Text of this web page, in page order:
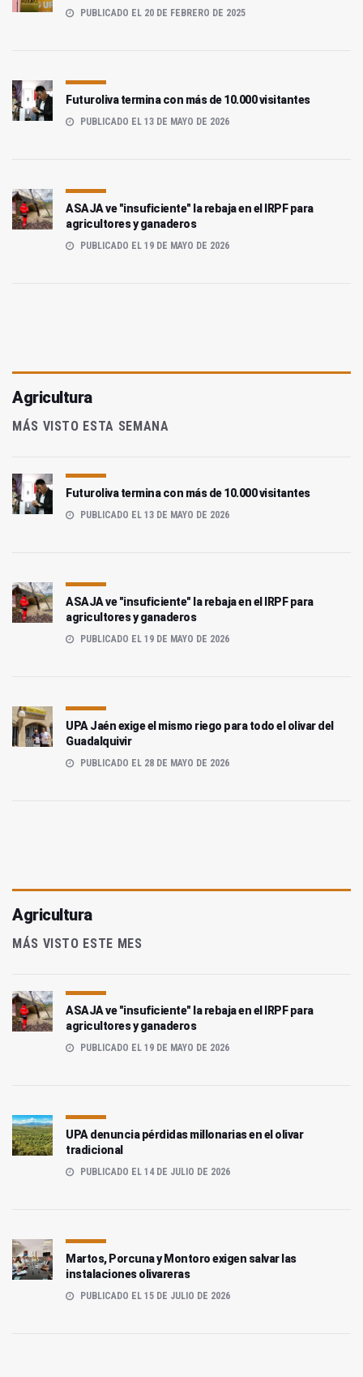
PUBLICADO EL 20 DE FEBRERO DE 2025
Futuroliva termina con más de 10.000 visitantes
PUBLICADO EL 13 DE MAYO DE 2026
ASAJA ve "insuficiente" la rebaja en el IRPF para
agricultores y ganaderos
PUBLICADO EL 19 DE MAYO DE 2026
Agricultura
MÁS VISTO ESTA SEMANA
Futuroliva termina con más de 10.000 visitantes
PUBLICADO EL 13 DE MAYO DE 2026
ASAJA ve "insuficiente" la rebaja en el IRPF para
agricultores y ganaderos
PUBLICADO EL 19 DE MAYO DE 2026
UPA Jaén exige el mismo riego para todo el olivar del
Guadalquivir
PUBLICADO EL 28 DE MAYO DE 2026
Agricultura
MÁS VISTO ESTE MES
ASAJA ve "insuficiente" la rebaja en el IRPF para
agricultores y ganaderos
PUBLICADO EL 19 DE MAYO DE 2026
UPA denuncia pérdidas millonarias en el olivar
tradicional
PUBLICADO EL 14 DE JULIO DE 2026
Martos, Porcuna y Montoro exigen salvar las
instalaciones olivareras
PUBLICADO EL 15 DE JULIO DE 2026